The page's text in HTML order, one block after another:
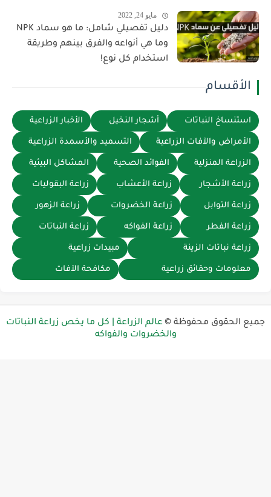
مايو 24, 2022
دليل تفصيلي شامل: ما هو سماد NPK
وما هي أنواعه والفرق بينهم وطريقة
استخدام كل نوع!
الأقسام
استنساخ النباتات أشجار النخيل الأخبار الزراعية
الأمراض والآفات الزراعية التسميد والأسمدة الزراعية
الزراعة المنزلية الفوائد الصحية المشاكل البيئية
زراعة الأشجار زراعة الأعشاب زراعة البقوليات
زراعة التوابل زراعة الخضروات زراعة الزهور
زراعة الفطر زراعة الفواكه زراعة النباتات
زراعة نباتات الزينة مبيدات زراعية
معلومات وحقائق زراعية مكافحة الآفات
الحقوق محفوظة © عالم الزراعة | كل ما يخص زراعة النباتات
والخضروات والفواكه